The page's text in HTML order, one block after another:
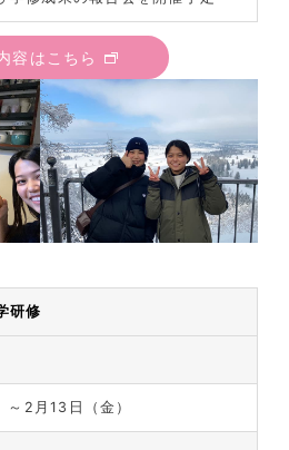
容はこちら
研修
2月13日（金）